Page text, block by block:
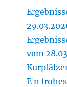
vom
Ein